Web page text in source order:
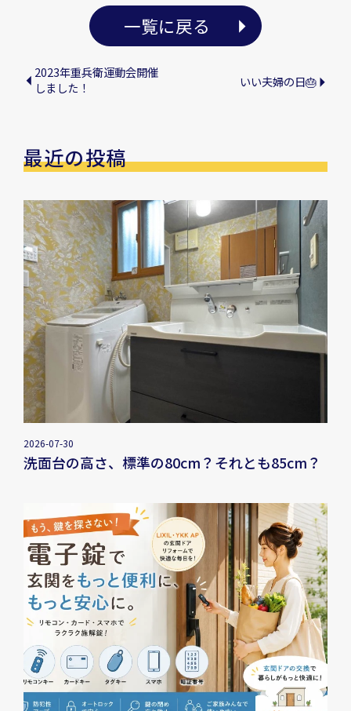
一覧に戻る
2023年重兵衛運動会開催
しました！
いい夫婦の日🎂
最近の投稿
2026-07-30
洗面台の高さ、標準の80cm？それとも85cm？